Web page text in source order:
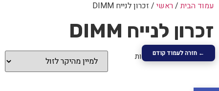
עמוד הבית/ראשי / זכרון לנייח DIMM
זכרון לנייח DIMM
מציגים את כל ⁦3⁩ התוצאות
← חזרה לעמוד קודם